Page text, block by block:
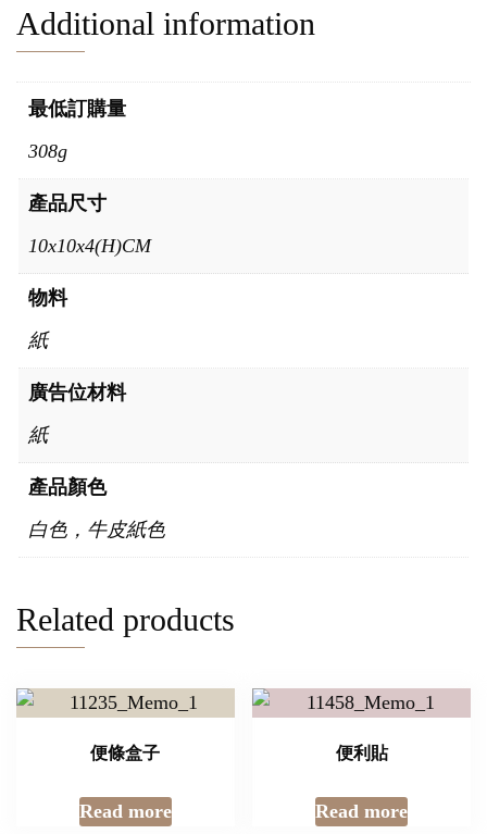
Additional information
最低訂購量
308g
產品尺寸
10x10x4(H)CM
物料
紙
廣告位材料
紙
產品顏色
白色，牛皮紙色
Related products
便條盒子
Read more
便利貼
Read more